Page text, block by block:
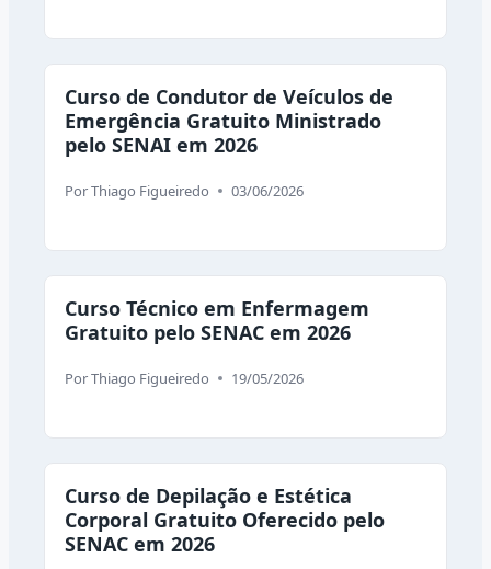
Curso de Condutor de Veículos de
Emergência Gratuito Ministrado
pelo SENAI em 2026
PorThiago Figueiredo 03/06/2026
Curso Técnico em Enfermagem
Gratuito pelo SENAC em 2026
PorThiago Figueiredo 19/05/2026
Curso de Depilação e Estética
Corporal Gratuito Oferecido pelo
SENAC em 2026